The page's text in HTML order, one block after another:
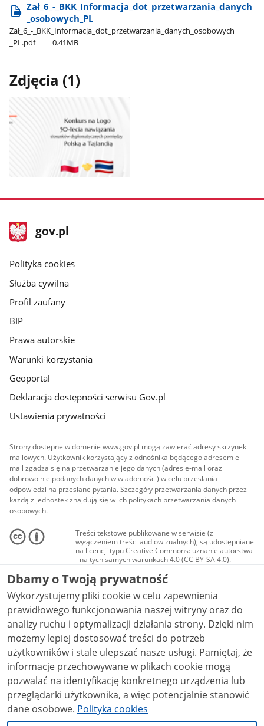
Zał​_6​_-​_BKK​_Informacja​_dot​_przetwarzania​_danych​
_osobowych​_PL
Zał​_6​_-​_BKK​_Informacja​_dot​_przetwarzania​_danych​_osobowych​
_PL.pdf
0.41MB
Zdjęcia (1)
zdjęcie
z
galerii.
stopka
gov.pl
Strona
gov.pl
gov.pl
Polityka cookies
Służba cywilna
Profil zaufany
BIP
Prawa autorskie
Warunki korzystania
Geoportal
Deklaracja dostępności serwisu Gov.pl
Ustawienia prywatności
Strony dostępne w domenie www.gov.pl mogą zawierać adresy skrzynek
mailowych. Użytkownik korzystający z odnośnika będącego adresem e-
mail zgadza się na przetwarzanie jego danych (adres e-mail oraz
dobrowolnie podanych danych w wiadomości) w celu przesłania
odpowiedzi na przesłane pytania. Szczegóły przetwarzania danych przez
każdą z jednostek znajdują się w ich politykach przetwarzania danych
osobowych.
Treści tekstowe publikowane w serwisie (z
wyłączeniem treści audiowizualnych), są udostępniane
na licencji typu Creative Commons: uznanie autorstwa
- na tych samych warunkach 4.0 (CC BY-SA 4.0).
Materiały audiowizualne, w tym zdjęcia, materiały
audio i wideo, są udostępniane na licencji typu
Creative Commons: uznanie autorstwa użycie
niekomercyjne - bez utworów zależnych 4.0 (CC BY-
NC-ND 4.0), o ile nie jest to stwierdzone inaczej.
Dbamy o Twoją prywatność
Wykorzystujemy pliki cookie w celu zapewnienia
prawidłowego funkcjonowania naszej witryny oraz do
analizy ruchu i optymalizacji działania strony. Dzięki nim
możemy lepiej dostosować treści do potrzeb
użytkowników i stale ulepszać nasze usługi. Pamiętaj, że
informacje przechowywane w plikach cookie mogą
pozwalać na identyfikację konkretnego urządzenia lub
przeglądarki użytkownika, a więc potencjalnie stanowić
dane osobowe. Polityka cookies